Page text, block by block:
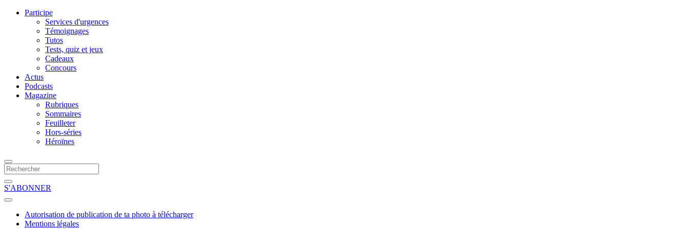
Participe
Services d'urgences
Témoignages
Tutos
Tests, quiz et jeux
Cadeaux
Concours
Actus
Podcasts
Magazine
Rubriques
Sommaires
Feuilleter
Hors-séries
Héroïnes
S'ABONNER
Autorisation de publication de ta photo à télécharger
Mentions légales